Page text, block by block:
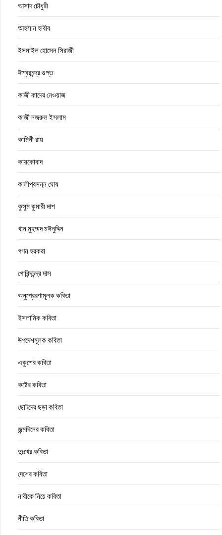
আসাদ চৌধুরী
আহসান হাবীব
ইসমাইল হোসেন সিরাজী
ঈশ্বরচন্দ্র গুপ্ত
কাজী কাদের নেওয়াজ
কাজী নজরুল ইসলাম
কামিনী রায়
কায়কোবাদ
কালীপ্রসন্ন ঘোষ
কুসুম কুমারী দাশ
খান মুহম্মদ মঈনুদ্দিন
গগন হরকরা
গোবিন্দচন্দ্র দাস
অনুপ্রেরণামূলক কবিতা
ইসলামিক কবিতা
উপদেশমূলক কবিতা
একুশের কবিতা
কষ্টের কবিতা
ছোটদের ছড়া কবিতা
জন্মদিনের কবিতা
দুঃখের কবিতা
দেশের কবিতা
নারীকে নিয়ে কবিতা
নীতি কবিতা